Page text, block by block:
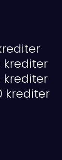
krediter
krediter
krediter